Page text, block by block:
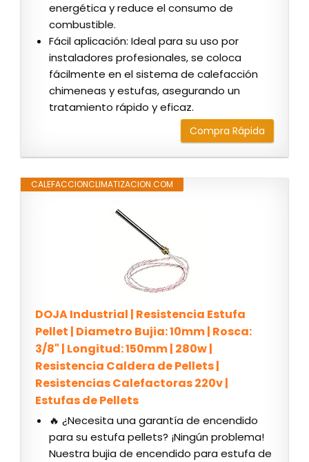
energética y reduce el consumo de
combustible.
Fácil aplicación: Ideal para su uso por
instaladores profesionales, se coloca
fácilmente en el sistema de calefacción
chimeneas y estufas, asegurando un
tratamiento rápido y eficaz.
Compra Rápida
CALEFACCIONCLIMATIZACION.COM
DOJA Industrial | Resistencia Estufa
Pellet | Diametro Bujia: 10mm | Rosca:
3/8" | Longitud: 150mm | 280w |
Resistencia Caldera de Pellets |
Resistencias Calefactoras 220v |
Estufas de Pellets
🔥 ¿Necesita una garantía de encendido
para su estufa pellets? ¡Ningún problema!
Nuestra bujia de encendido para estufa de